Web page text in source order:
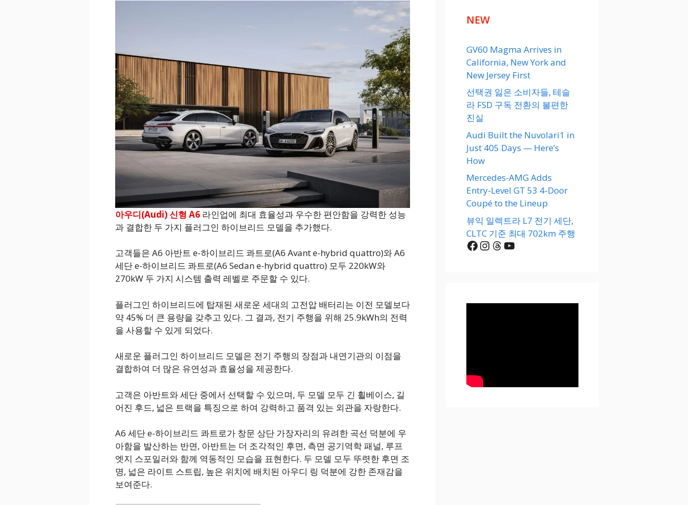
아우디(Audi) 신형 A6라인업에 최대 효율성과 우수한 편안함을 강력한 성능
과 결합한 두 가지 플러그인 하이브리드 모델을 추가했다.
고객들은 A6 아반트 e-하이브리드 콰트로(A6 Avant e-hybrid quattro)와 A6
세단 e-하이브리드 콰트로(A6 Sedan e-hybrid quattro) 모두 220kW와
270kW 두 가지 시스템 출력 레벨로 주문할 수 있다.
플러그인 하이브리드에 탑재된 새로운 세대의 고전압 배터리는 이전 모델보다
약 45% 더 큰 용량을 갖추고 있다. 그 결과, 전기 주행을 위해 25.9kWh의 전력
을 사용할 수 있게 되었다.
새로운 플러그인 하이브리드 모델은 전기 주행의 장점과 내연기관의 이점을
결합하여 더 많은 유연성과 효율성을 제공한다.
고객은 아반트와 세단 중에서 선택할 수 있으며, 두 모델 모두 긴 휠베이스, 길
어진 후드, 넓은 트랙을 특징으로 하여 강력하고 품격 있는 외관을 자랑한다.
A6 세단 e-하이브리드 콰트로가 창문 상단 가장자리의 유려한 곡선 덕분에 우
아함을 발산하는 반면, 아반트는 더 조각적인 후면, 측면 공기역학 패널, 루프
엣지 스포일러와 함께 역동적인 모습을 표현한다. 두 모델 모두 뚜렷한 후면 조
명, 넓은 라이트 스트립, 높은 위치에 배치된 아우디 링 덕분에 강한 존재감을
보여준다.
NEW
GV60 Magma Arrives in
California, New York and
New Jersey First
선택권 잃은 소비자들, 테슬
라 FSD 구독 전환의 불편한
진실
Audi Built the Nuvolari1 in
Just 405 Days — Here’s
How
Mercedes-AMG Adds
Entry-Level GT 53 4-Door
Coupé to the Lineup
뷰익 일렉트라 L7 전기 세단,
CLTC 기준 최대 702km 주행
Facebook
Instagram
Threads
YouTube